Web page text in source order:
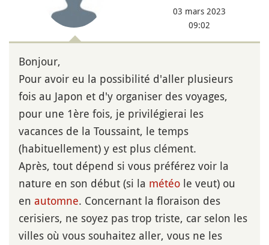
03 mars 2023
09:02
Bonjour,
Pour avoir eu la possibilité d'aller plusieurs
fois au Japon et d'y organiser des voyages,
pour une 1ère fois, je privilégierai les
vacances de la Toussaint, le temps
(habituellement) y est plus clément.
Après, tout dépend si vous préférez voir la
nature en son début (si la météo le veut) ou
en automne. Concernant la floraison des
cerisiers, ne soyez pas trop triste, car selon les
villes où vous souhaitez aller, vous ne les